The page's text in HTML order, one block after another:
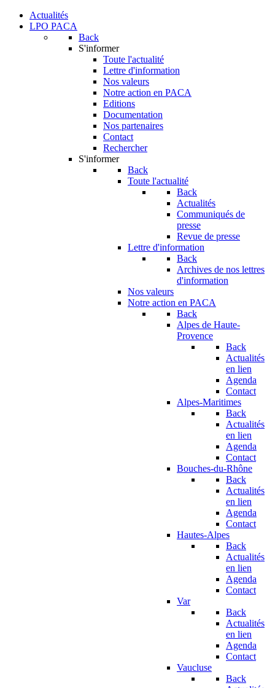
Actualités
LPO PACA
Back
S'informer
Toute l'actualité
Lettre d'information
Nos valeurs
Notre action en PACA
Editions
Documentation
Nos partenaires
Contact
Rechercher
S'informer
Back
Toute l'actualité
Back
Actualités
Communiqués de
presse
Revue de presse
Lettre d'information
Back
Archives de nos lettres
d'information
Nos valeurs
Notre action en PACA
Back
Alpes de Haute-
Provence
Back
Actualités
en lien
Agenda
Contact
Alpes-Maritimes
Back
Actualités
en lien
Agenda
Contact
Bouches-du-Rhône
Back
Actualités
en lien
Agenda
Contact
Hautes-Alpes
Back
Actualités
en lien
Agenda
Contact
Var
Back
Actualités
en lien
Agenda
Contact
Vaucluse
Back